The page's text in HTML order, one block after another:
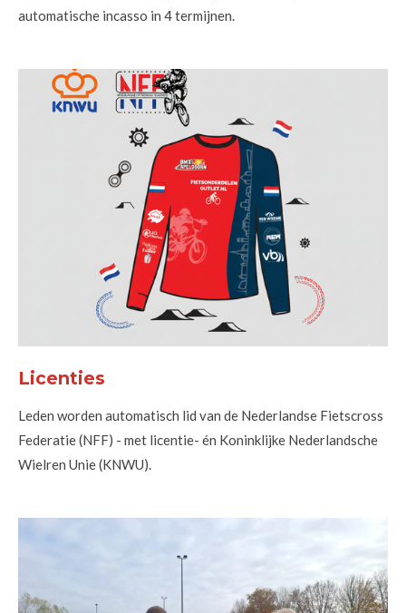
automatische incasso in 4 termijnen.
Licenties
Leden worden automatisch lid van de Nederlandse Fietscross
Federatie (NFF) - met licentie- én Koninklijke Nederlandsche
Wielren Unie (KNWU).